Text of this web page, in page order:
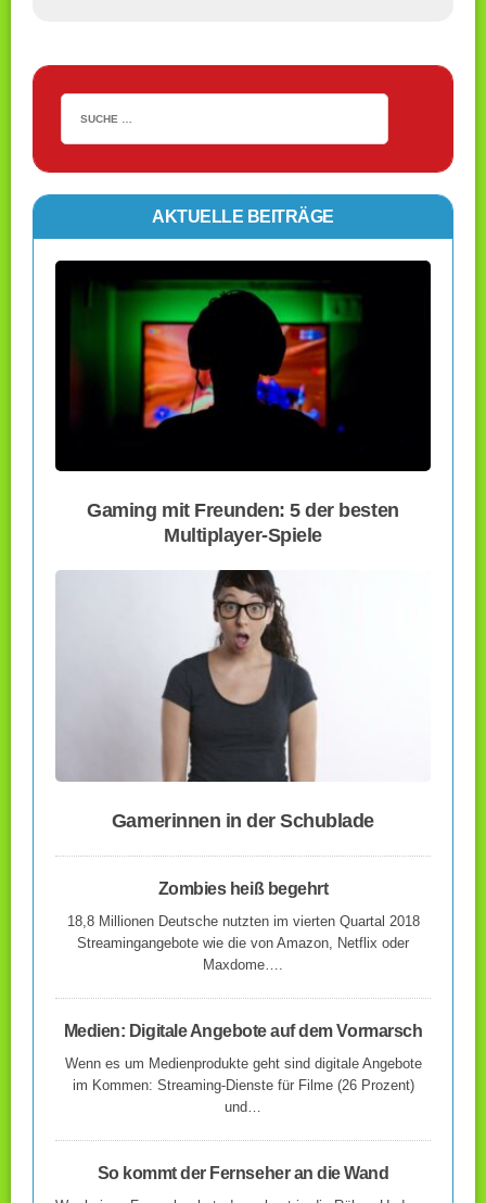
AKTUELLE BEITRÄGE
Gaming mit Freunden: 5 der besten
Multiplayer-Spiele
Gamerinnen in der Schublade
Zombies heiß begehrt
18,8 Millionen Deutsche nutzten im vierten Quartal 2018
Streamingangebote wie die von Amazon, Netflix oder
Maxdome….
Medien: Digitale Angebote auf dem Vormarsch
Wenn es um Medienprodukte geht sind digitale Angebote
im Kommen: Streaming-Dienste für Filme (26 Prozent)
und…
So kommt der Fernseher an die Wand